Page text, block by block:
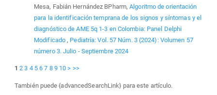
Mesa, Fabián Hernández BPharm,Algoritmo de orientación
para la identificación temprana de los signos y síntomas y el
diagnóstico de AME 5q 1-3 en Colombia: Panel Delphi
Modificado, Pediatría: Vol. 57 Núm. 3 (2024): Volumen 57
número 3. Julio - Septiembre 2024
1 2 3 4 5 6 7 8 9 10 > >>
También puede {advancedSearchLink} para este artículo.